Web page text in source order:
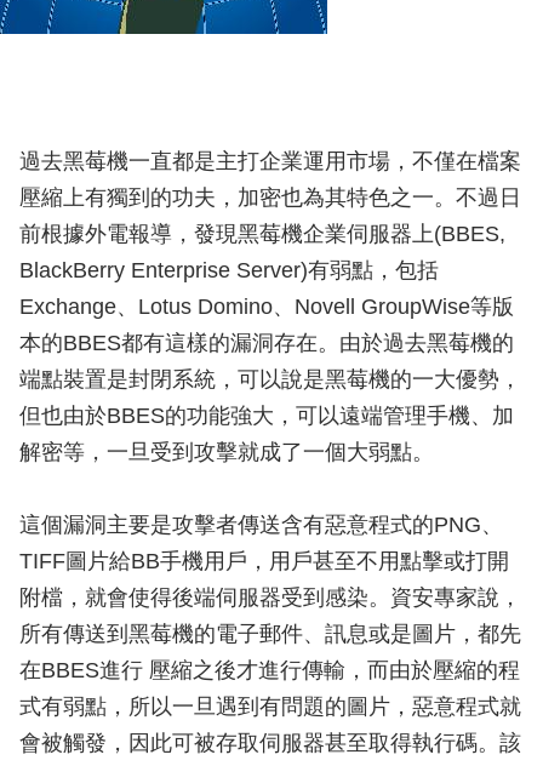
過去黑莓機一直都是主打企業運用市場，不僅在檔案
壓縮上有獨到的功夫，加密也為其特色之一。不過日
前根據外電報導，發現黑莓機企業伺服器上(BBES,
BlackBerry Enterprise Server)有弱點，包括
Exchange、Lotus Domino、Novell GroupWise等版
本的BBES都有這樣的漏洞存在。由於過去黑莓機的
端點裝置是封閉系統，可以說是黑莓機的一大優勢，
但也由於BBES的功能強大，可以遠端管理手機、加
解密等，一旦受到攻擊就成了一個大弱點。
這個漏洞主要是攻擊者傳送含有惡意程式的PNG、
TIFF圖片給BB手機用戶，用戶甚至不用點擊或打開
附檔，就會使得後端伺服器受到感染。資安專家說，
所有傳送到黑莓機的電子郵件、訊息或是圖片，都先
在BBES進行 壓縮之後才進行傳輸，而由於壓縮的程
式有弱點，所以一旦遇到有問題的圖片，惡意程式就
會被觸發，因此可被存取伺服器甚至取得執行碼。該